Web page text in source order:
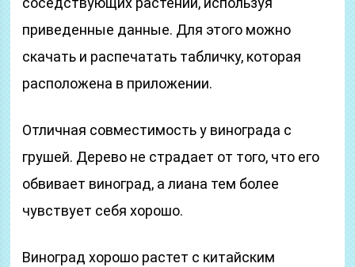
приведенные данные. Для этого можно
скачать и распечатать табличку, которая
расположена в приложении.
Отличная совместимость у винограда с
грушей. Дерево не страдает от того, что его
обвивает виноград, а лиана тем более
чувствует себя хорошо.
Виноград хорошо растет с китайским